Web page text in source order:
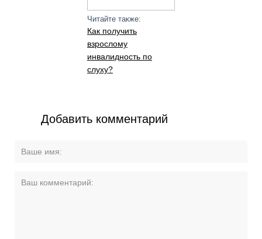
Читайте также:
Как получить
взрослому
инвалидность по
слуху?
Добавить комментарий